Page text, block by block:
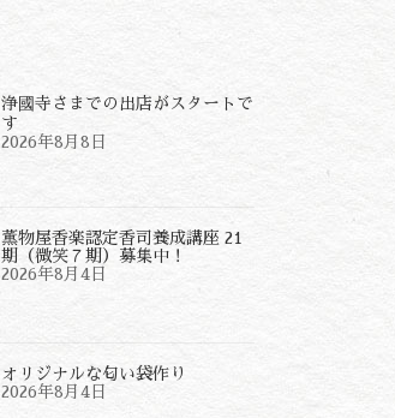
浄國寺さまでの出店がスタートで
す
2026年8月8日
薫物屋香楽認定香司養成講座 21
期（微笑７期）募集中！
2026年8月4日
オリジナルな匂い袋作り
2026年8月4日